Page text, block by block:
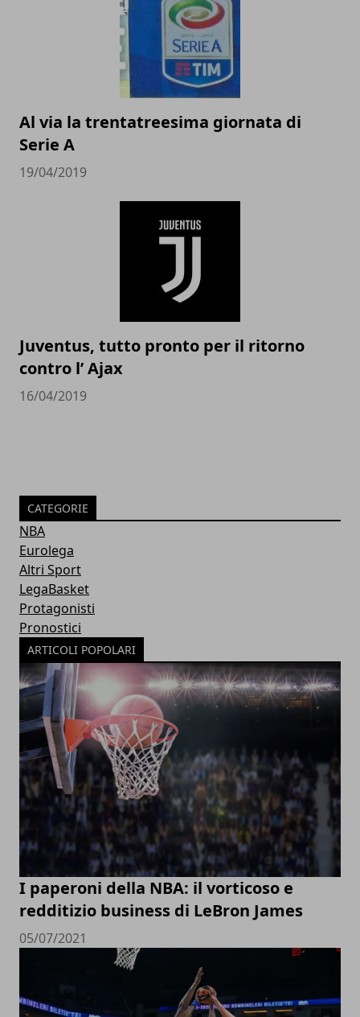
Al via la trentatreesima giornata di
Serie A
19/04/2019
Juventus, tutto pronto per il ritorno
contro l’ Ajax
16/04/2019
CATEGORIE
NBA
Eurolega
Altri Sport
LegaBasket
Protagonisti
Pronostici
ARTICOLI POPOLARI
I paperoni della NBA: il vorticoso e
redditizio business di LeBron James
05/07/2021